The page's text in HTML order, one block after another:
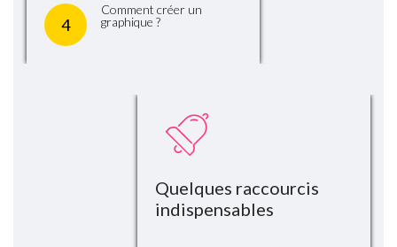
4
Comment créer un
graphique ?
Quelques raccourcis
indispensables